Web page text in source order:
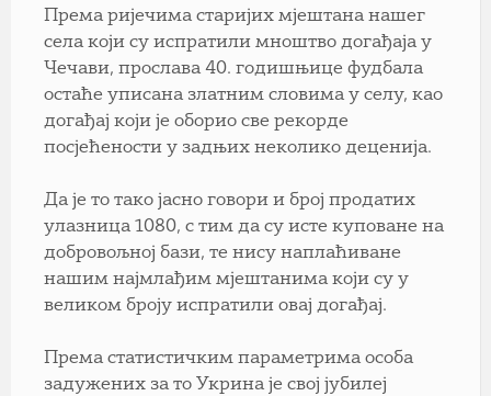
Према ријечима старијих мјештана нашег
села који су испратили мноштво догађаја у
Чечави, прослава 40. годишњице фудбала
остаће уписана златним словима у селу, као
догађај који је оборио све рекорде
посјећености у задњих неколико деценија.
Да је то тако јасно говори и број продатих
улазница 1080, с тим да су исте куповане на
добровољној бази, те нису наплаћиване
нашим најмлађим мјештанима који су у
великом броју испратили овај догађај.
Према статистичким параметрима особа
задужених за то Укрина је свој јубилеј